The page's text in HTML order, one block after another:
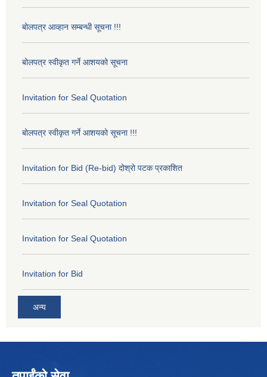
बोलपत्र आव्हान सम्बन्धी सूचना !!!
बोलपत्र स्वीकृत गर्ने आशयको सूचना
Invitation for Seal Quotation
बोलपत्र स्वीकृत गर्ने आशयको सूचना !!!
Invitation for Bid (Re-bid) दोश्रो पटक प्रकाशित
Invitation for Seal Quotation
Invitation for Seal Quotation
Invitation for Bid
अन्य